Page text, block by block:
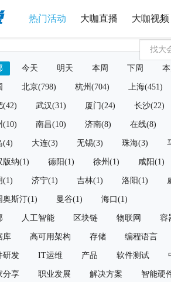
热门活动 大咖直播 大咖视频
今天 明天 本周 下周
北京(798) 杭州(704) 上海(451)
(42) 武汉(31) 厦门(24) 长沙(22)
(10) 南昌(10) 济南(8) 在线(8)
(4) 大连(3) 无锡(3) 珠海(3)
版纳(1) 德阳(1) 徐州(1) 咸阳(1)
(1) 济宁(1) 吉林(1) 洛阳(1)
奥斯汀(1) 曼谷(1) 海口(1)
人工智能 区块链 物联网 容
库 高可用架构 存储 编程语言
研发 IT运维 产品 软件测试
分享 职业发展 解决方案 智能硬